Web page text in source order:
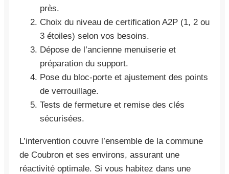
près.
Choix du niveau de certification A2P (1, 2 ou
3 étoiles) selon vos besoins.
Dépose de l’ancienne menuiserie et
préparation du support.
Pose du bloc-porte et ajustement des points
de verrouillage.
Tests de fermeture et remise des clés
sécurisées.
L’intervention couvre l’ensemble de la commune
de Coubron et ses environs, assurant une
réactivité optimale. Si vous habitez dans une